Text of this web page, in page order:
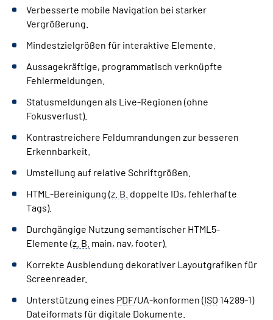
Verbesserte mobile Navigation bei starker
Vergrößerung.
Mindestzielgrößen für interaktive Elemente.
Aussagekräftige, programmatisch verknüpfte
Fehlermeldungen.
Statusmeldungen als Live-Regionen (ohne
Fokusverlust).
Kontrastreichere Feldumrandungen zur besseren
Erkennbarkeit.
Umstellung auf relative Schriftgrößen.
HTML-Bereinigung (z. B. doppelte IDs, fehlerhafte
Tags).
Durchgängige Nutzung semantischer HTML5-
Elemente (z. B. main, nav, footer).
Korrekte Ausblendung dekorativer Layoutgrafiken für
Screenreader.
Unterstützung eines PDF/UA-konformen (ISO 14289-1)
Dateiformats für digitale Dokumente.